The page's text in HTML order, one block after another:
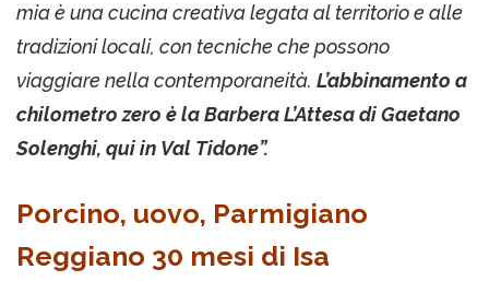
mia è una cucina creativa legata al territorio e alle
tradizioni locali, con tecniche che possono
viaggiare nella contemporaneità. L’abbinamento a
chilometro zero è la Barbera L’Attesa di Gaetano
Solenghi, qui in Val Tidone”.
Porcino, uovo, Parmigiano
Reggiano 30 mesi di Isa